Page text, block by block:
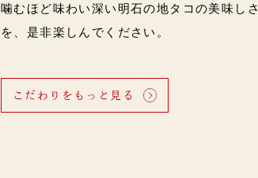
噛むほど味わい深い明石の地タコの美味しさ
を、是非楽しんでください。
こだわりをもっと見る